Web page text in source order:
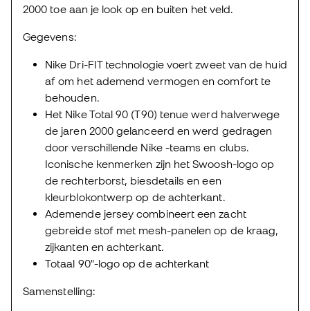
2000 toe aan je look op en buiten het veld.
Gegevens:
Nike Dri-FIT technologie voert zweet van de huid
af om het ademend vermogen en comfort te
behouden.
Het Nike Total 90 (T90) tenue werd halverwege
de jaren 2000 gelanceerd en werd gedragen
door verschillende Nike -teams en clubs.
Iconische kenmerken zijn het Swoosh-logo op
de rechterborst, biesdetails en een
kleurblokontwerp op de achterkant.
Ademende jersey combineert een zacht
gebreide stof met mesh-panelen op de kraag,
zijkanten en achterkant.
Totaal 90"-logo op de achterkant
Samenstelling: